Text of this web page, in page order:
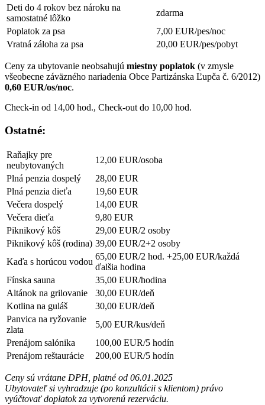
Deti do 4 rokov bez nároku na
samostatné lôžko
zdarma
Poplatok za psa
7,00 EUR/pes/noc
Vratná záloha za psa
20,00 EUR/pes/pobyt
Ceny za ubytovanie neobsahujú miestny poplatok (v zmysle
všeobecne záväzného nariadenia Obce Partizánska Ľupča č. 6/2012)
0,60 EUR/os/noc.
Check-in od 14,00 hod., Check-out do 10,00 hod.
Ostatné:
Raňajky pre
neubytovaných
12,00 EUR/osoba
Plná penzia dospelý
28,00 EUR
Plná penzia dieťa
19,60 EUR
Večera dospelý
14,00 EUR
Večera dieťa
9,80 EUR
Piknikový kôš
29,00 EUR/2 osoby
Piknikový kôš (rodina) 39,00 EUR/2+2 osoby
Kaďa s horúcou vodou
65,00 EUR/2 hod. +25,00 EUR/každá
ďalšia hodina
Fínska sauna
35,00 EUR/hodina
Altánok na grilovanie
30,00 EUR/deň
Kotlina na guláš
30,00 EUR/deň
Panvica na ryžovanie
zlata
5,00 EUR/kus/deň
Prenájom salónika
100,00 EUR/5 hodín
Prenájom reštaurácie
200,00 EUR/5 hodín
Ceny sú vrátane DPH, platné od 06.01.2025
Ubytovateľ si vyhradzuje (po konzultácii s klientom) právo
vyúčtovať doplatok za vytvorenú rezerváciu.